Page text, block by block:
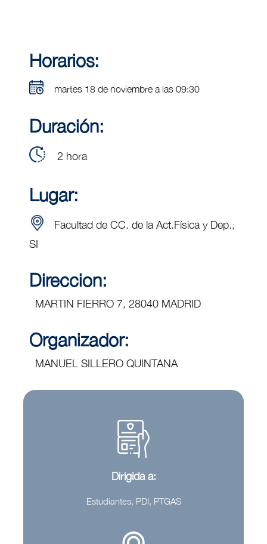
Horarios:
martes 18 de noviembre a las 09:30
Duración:
2 hora
Lugar:
Facultad de CC. de la Act.Física y Dep.,
SI
Direccion:
MARTIN FIERRO 7, 28040 MADRID
Organizador:
MANUEL SILLERO QUINTANA
Dirigida a:
Estudiantes, PDI, PTGAS